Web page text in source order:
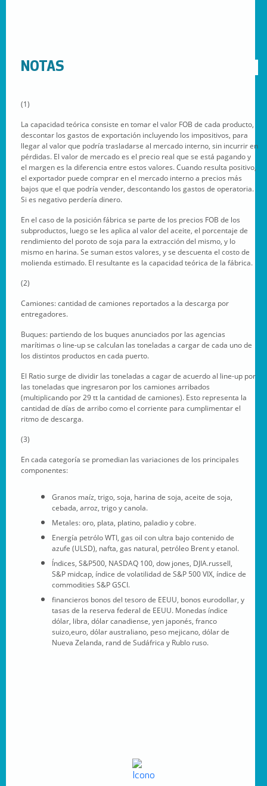
NOTAS
(1)
La capacidad teórica consiste en tomar el valor FOB de cada producto,
descontar los gastos de exportación incluyendo los impositivos, para
llegar al valor que podría trasladarse al mercado interno, sin incurrir en
pérdidas. El valor de mercado es el precio real que se está pagando y
el margen es la diferencia entre estos valores. Cuando resulta positivo,
el exportador puede comprar en el mercado interno a precios más
bajos que el que podría vender, descontando los gastos de operatoria.
Si es negativo perdería dinero.
En el caso de la posición fábrica se parte de los precios FOB de los
subproductos, luego se les aplica al valor del aceite, el porcentaje de
rendimiento del poroto de soja para la extracción del mismo, y lo
mismo en harina. Se suman estos valores, y se descuenta el costo de
molienda estimado. El resultante es la capacidad teórica de la fábrica.
(2)
Camiones: cantidad de camiones reportados a la descarga por
entregadores.
Buques: partiendo de los buques anunciados por las agencias
marítimas o line-up se calculan las toneladas a cargar de cada uno de
los distintos productos en cada puerto.
El Ratio surge de dividir las toneladas a cagar de acuerdo al line-up por
las toneladas que ingresaron por los camiones arribados
(multiplicando por 29 tt la cantidad de camiones). Esto representa la
cantidad de días de arribo como el corriente para cumplimentar el
ritmo de descarga.
(3)
En cada categoría se promedian las variaciones de los principales
componentes:
Granos maíz, trigo, soja, harina de soja, aceite de soja,
cebada, arroz, trigo y canola.
Metales: oro, plata, platino, paladio y cobre.
Energía petrólo WTI, gas oil con ultra bajo contenido de
azufe (ULSD), nafta, gas natural, petróleo Brent y etanol.
Índices, S&P500, NASDAQ 100, dow jones, DJIA.russell,
S&P midcap, índice de volatilidad de S&P 500 VIX, índice de
commodities S&P GSCI.
financieros bonos del tesoro de EEUU, bonos eurodollar, y
tasas de la reserva federal de EEUU. Monedas índice
dólar, libra, dólar canadiense, yen japonés, franco
suizo,euro, dólar australiano, peso mejicano, dólar de
Nueva Zelanda, rand de Sudáfrica y Rublo ruso.